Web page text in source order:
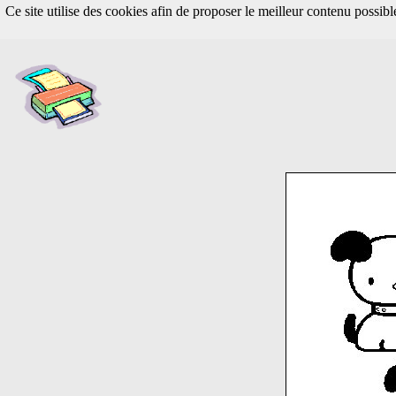
Ce site utilise des cookies afin de proposer le meilleur contenu